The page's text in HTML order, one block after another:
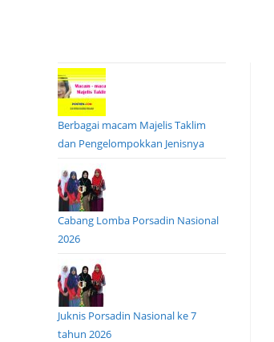
Berbagai macam Majelis Taklim
dan Pengelompokkan Jenisnya
Cabang Lomba Porsadin Nasional
2026
Juknis Porsadin Nasional ke 7
tahun 2026